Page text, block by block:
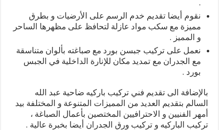
.
نقوم أيضا تقديم خدم الرسم على الأرضيات و بطرق
مميزة مع سكب مواد عازلة لتحافظ على مظهرها الساحر
و المميز .
نعمل على تركيب جبسن بورد مع صباغته بألوان متناسقة
مع الجدران مع تمديد مكان للإنارة الداخلية في الجبس
بورد .
بالإضافة الى تقديم فني تركيب باركيه ضاحية عبد الله
السالم بتقديم العديد من المميزات المتنوعة و المختلفة بيد
أمهر الفنيين و الاحترافيين المختصين بأعمال الصباغة ،
تركيب الباركيه و تركيب ورق الجدران أيضا بخبرة عالية .